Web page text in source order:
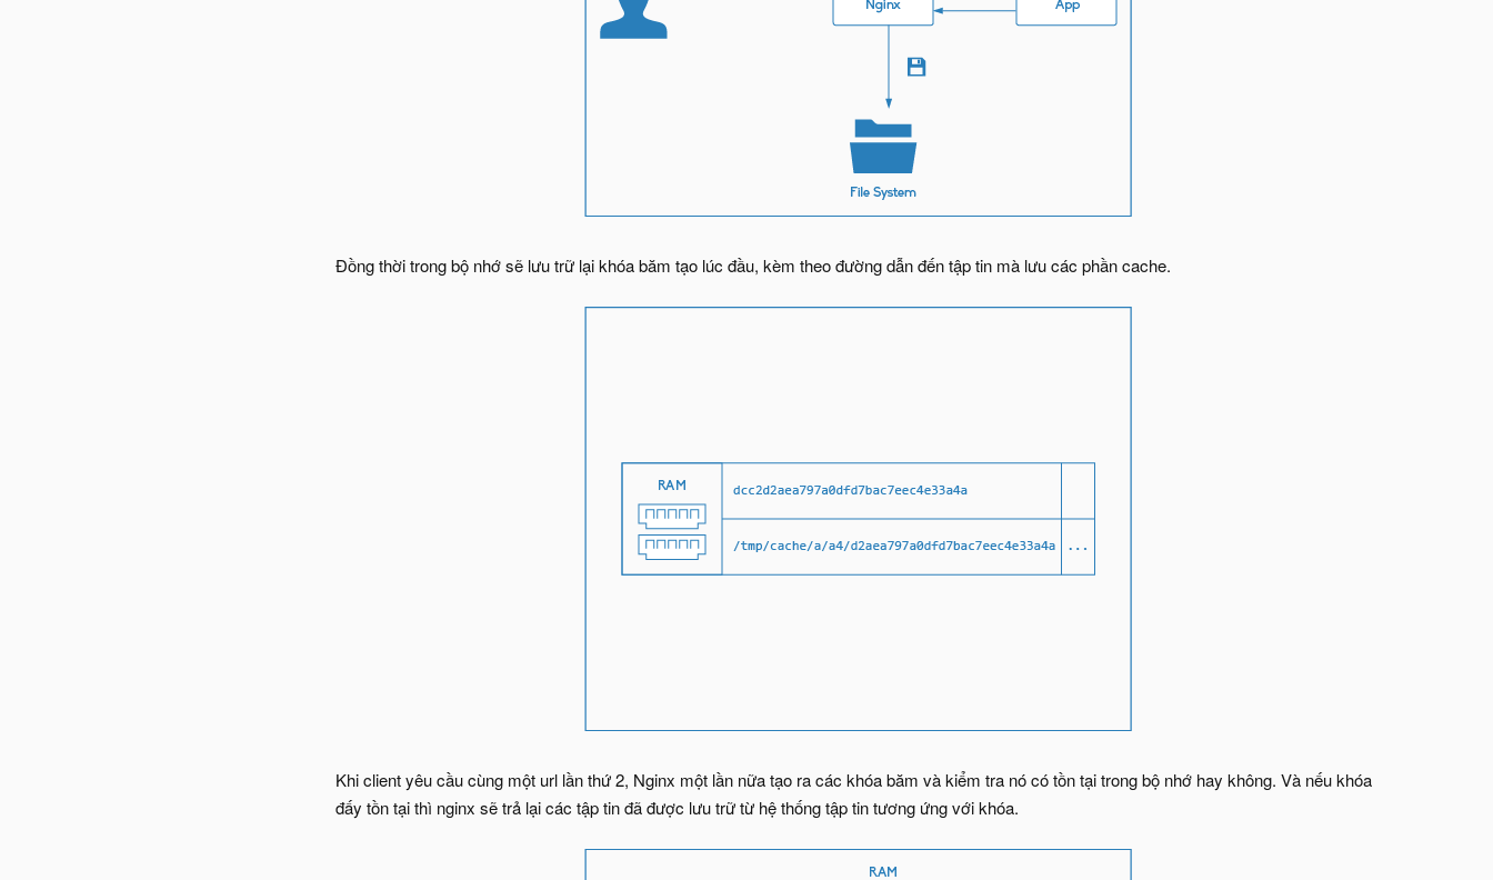
Đồng thời trong bộ nhớ sẽ lưu trữ lại khóa băm tạo lúc đầu, kèm theo đường dẫn đến tập tin mà lưu các phần cache.
Khi client yêu cầu cùng một url lần thứ 2, Nginx một lần nữa tạo ra các khóa băm và kiểm tra nó có tồn tại trong bộ nhớ hay không. Và nếu khóa
đấy tồn tại thì nginx sẽ trả lại các tập tin đã được lưu trữ từ hệ thống tập tin tương ứng với khóa.